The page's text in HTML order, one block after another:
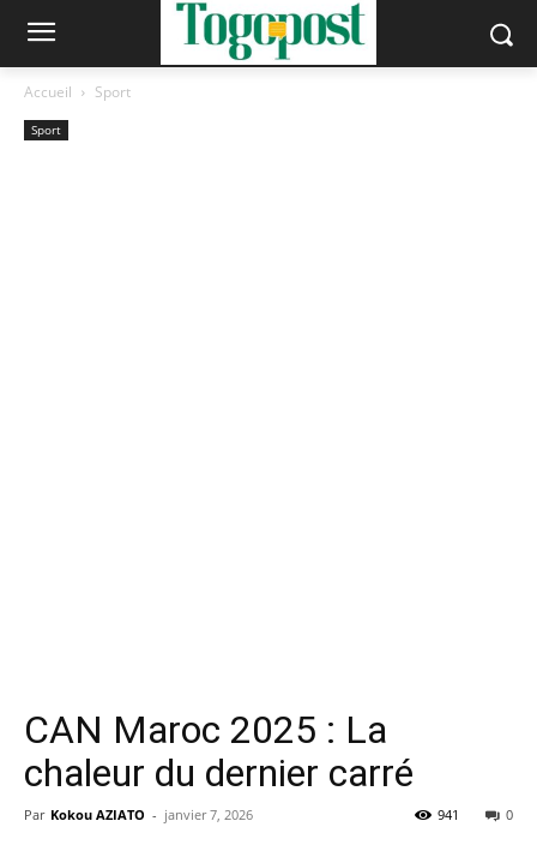
Accueil Sport
Sport
CAN Maroc 2025 : La
chaleur du dernier carré
Par Kokou AZIATO - janvier 7, 2026 0
941